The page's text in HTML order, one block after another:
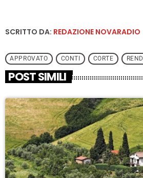
SCRITTO DA: REDAZIONE NOVARADIO
APPROVATO CONTI CORTE
POST SIMILI